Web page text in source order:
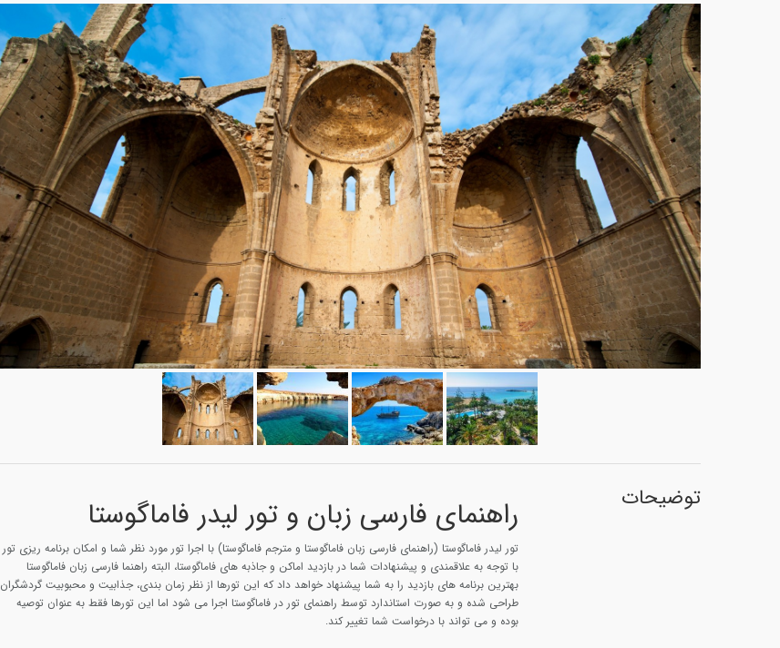
توضیحات راهنمای فارسی زبان و تور لیدر فاماگوستا
تور لیدر فاماگوستا (راهنمای فارسی زبان فاماگوستا و مترجم فاماگوستا) با اجرا تور مورد نظر شما و امکان برنامه ریزی تور
با توجه به علاقمندی و پیشنهادات شما در بازدید اماکن و جاذبه های فاماگوستا، البته راهنما فارسی زبان فاماگوستا
بهترین برنامه های بازدید را به شما پیشنهاد خواهد داد که این تورها از نظر زمان بندی، جذابیت و محبوبیت گردشگران
طراحی شده و به صورت استاندارد توسط راهنمای تور در فاماگوستا اجرا می شود اما این تورها فقط به عنوان توصیه
بوده و می تواند با درخواست شما تغییر کند.